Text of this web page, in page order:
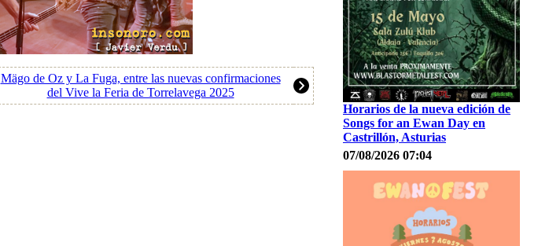
Mägo de Oz y La Fuga, entre las nuevas confirmaciones
del Vive la Feria de Torrelavega 2025
Horarios de la nueva edición de
Songs for an Ewan Day en
Castrillón, Asturias
07/08/2026 07:04